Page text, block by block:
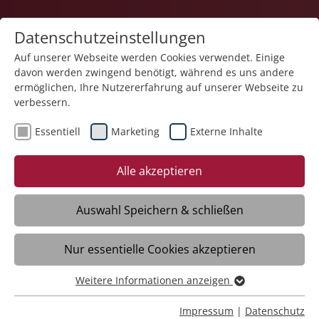
Ansprechpartner
Falls Sie Fragen zur Stiftung Liebenau
haben oder Informationen benötigen,
Datenschutzeinstellungen
Auf unserer Webseite werden Cookies verwendet. Einige
davon werden zwingend benötigt, während es uns andere
ermöglichen, Ihre Nutzererfahrung auf unserer Webseite zu
verbessern.
Essentiell Marketing Externe Inhalte
Alle akzeptieren
Auswahl Speichern & schließen
Nur essentielle Cookies akzeptieren
Essentiell
Essentielle Cookies werden für grundlegende Funktionen
Weitere Informationen anzeigen
Impressum | Datenschutz